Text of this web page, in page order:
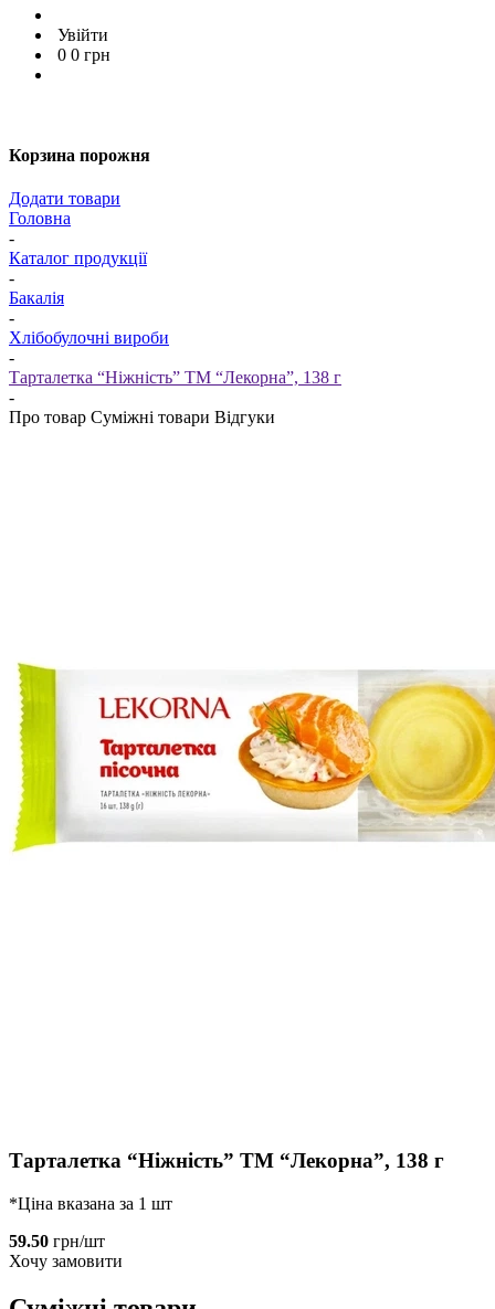
Увійти
0 0 грн
Корзина порожня
Додати товари
Головна
-
Каталог продукції
-
Бакалія
-
Хлібобулочні вироби
-
Тарталетка “Ніжність” ТМ “Лекорна”, 138 г
-
Про товар Суміжні товари Відгуки
Тарталетка “Ніжність” ТМ “Лекорна”, 138 г
*Ціна вказана за 1 шт
59.50 грн/шт
Хочу замовити